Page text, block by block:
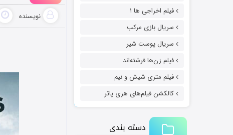
فیلم اخراجی ها ۱
سریال بازی مرکب
سریال پوست شیر
فیلم زن‌ها فرشته‌اند
فیلم متری شیش و نیم
کالکشن فیلم‌های هری پاتر
دسته بندی
نویسنده